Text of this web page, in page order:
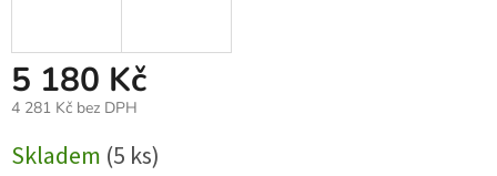
5 180 Kč
4 281 Kč bez DPH
cena:
Skladem (5 ks)